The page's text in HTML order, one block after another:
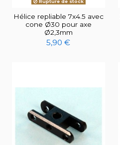
Hélice repliable 7x4.5 avec
cone Ø30 pour axe
Ø2,3mm
5,90 €